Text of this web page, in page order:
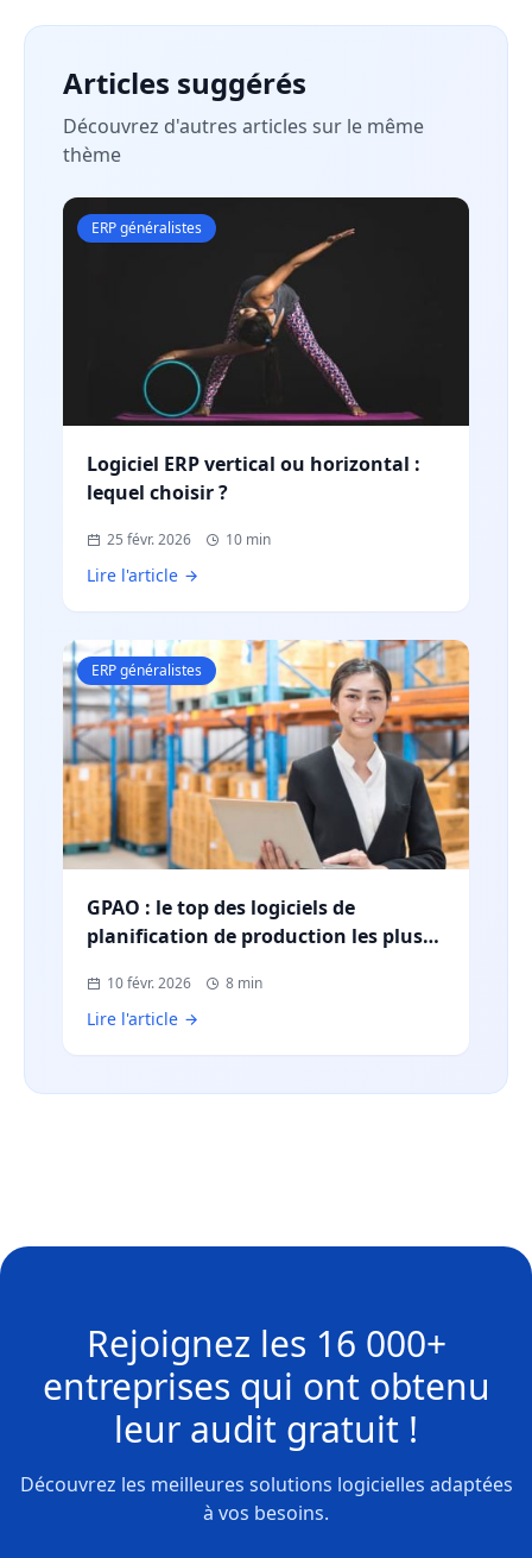
Articles suggérés
Découvrez d'autres articles sur le même
thème
ERP généralistes
Logiciel ERP vertical ou horizontal :
lequel choisir ?
25 févr. 2026 10 min
Lire l'article
ERP généralistes
GPAO : le top des logiciels de
planification de production les plus
10 févr. 2026 8 min
Lire l'article
Rejoignez les 16 000+
entreprises qui ont obtenu
leur audit gratuit !
Découvrez les meilleures solutions logicielles adaptées
à vos besoins.